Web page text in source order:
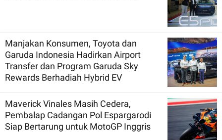
Manjakan Konsumen, Toyota dan
Garuda Indonesia Hadirkan Airport
Transfer dan Program Garuda Sky
Rewards Berhadiah Hybrid EV
Maverick Vinales Masih Cedera,
Pembalap Cadangan Pol Espargarodi
Siap Bertarung untuk MotoGP Inggris